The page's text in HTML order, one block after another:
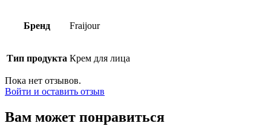
Бренд Fraijour
Тип продукта Крем для лица
Пока нет отзывов.
Войти и оставить отзыв
Вам может понравиться